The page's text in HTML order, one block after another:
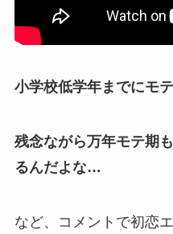
小学校低学年までにモ
残念ながら万年モテ期
るんだよな…
など、コメントで初恋